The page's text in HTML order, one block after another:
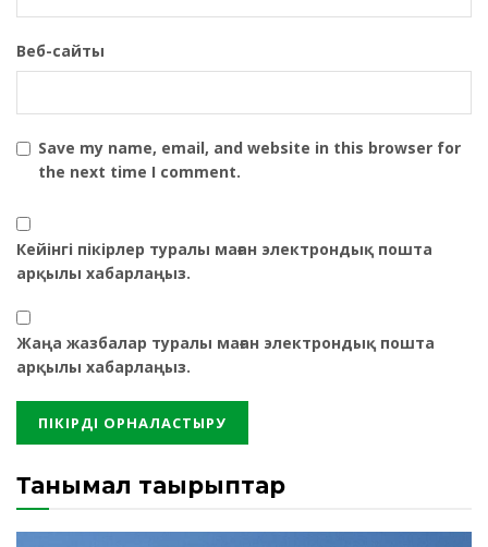
Веб-сайты
Save my name, email, and website in this browser for
the next time I comment.
Кейінгі пікірлер туралы маған электрондық пошта
арқылы хабарлаңыз.
Жаңа жазбалар туралы маған электрондық пошта
арқылы хабарлаңыз.
Танымал тақырыптар